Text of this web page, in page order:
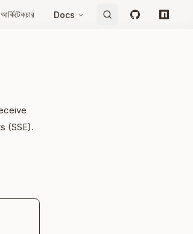
আর্কিটেকচার Docs GitHubnpm
(SSE).